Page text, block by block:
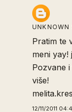
UNKNOWN
Pratim te
meni yay!
Pozvane
više!
12/11/2011